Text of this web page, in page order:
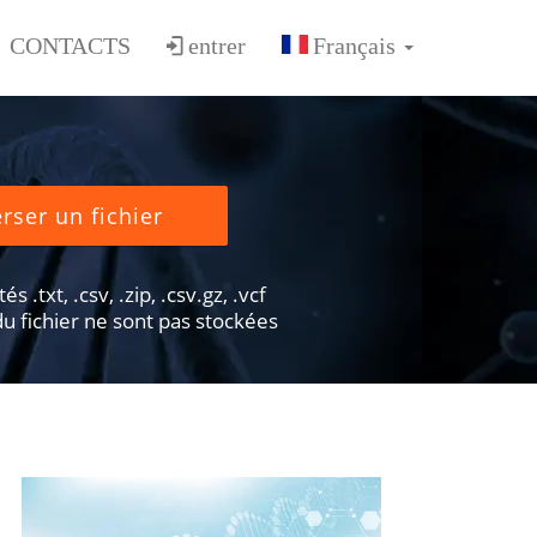
CONTACTS entrer
un fichier
.txt, .csv, .zip, .csv.gz, .vcf
fichier ne sont pas stockées